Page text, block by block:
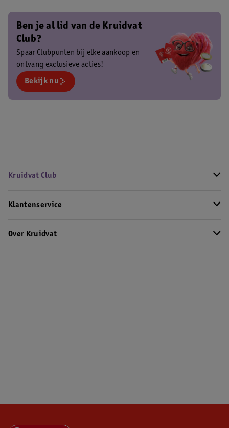
Ben je al lid van de Kruidvat
Club?
Spaar Clubpunten bij elke aankoop en
ontvang exclusieve acties!
Bekijk nu
Kruidvat Club
Klantenservice
Over Kruidvat